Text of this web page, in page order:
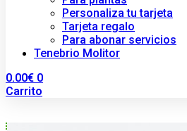
Personaliza tu tarjeta
Tarjeta regalo
Para abonar servicios
Tenebrio Molitor
0.00€ 0
Carrito